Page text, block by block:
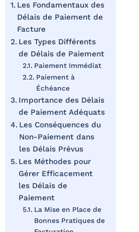
Les Fondamentaux des
Délais de Paiement de
Facture
Les Types Différents
de Délais de Paiement
Paiement Immédiat
Paiement à
Échéance
Importance des Délais
de Paiement Adéquats
Les Conséquences du
Non-Paiement dans
les Délais Prévus
Les Méthodes pour
Gérer Efficacement
les Délais de
Paiement
La Mise en Place de
Bonnes Pratiques de